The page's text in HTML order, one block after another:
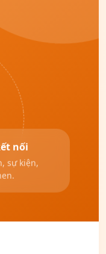
nối
sự kiện,